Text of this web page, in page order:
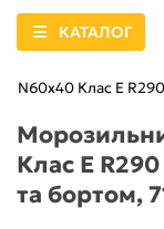
КАТАЛОГ
EN60x40 Клас E
Клас E
та бортом,